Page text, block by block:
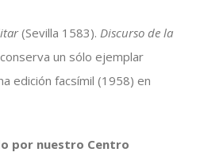
(Sevilla 1583). Discurso de la
un sólo ejemplar
edición facsímil (1958) en
por nuestro Centro